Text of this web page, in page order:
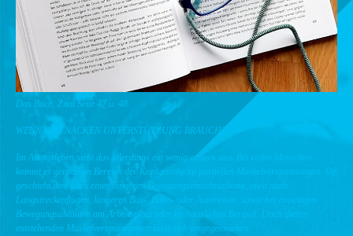
Das Buch, Zitat Seite 47 u. 48:
WENN DER NACKEN UNTERSTÜTZUNG BRAUCHT
Im Alltagsleben sieht das allerdings ein wenig anders aus. Bei vielen Menschen
kommt es gerade im Bereich der Kopfgelenke zu partiellen Muskelverspannungen. Oft
geschieht dies nach einer längeren Bewegungseinschränkung, etwa nach
Langstreckenflügen, längeren Bus-, Bahn- oder Autoreisen, sowie bei einseitigen
Bewegungsabläufen am Arbeitsplatz oder im häuslichen Bereich. Doch diesen
entstehenden Muskelverspannungen lässt sich entgegenwirken.